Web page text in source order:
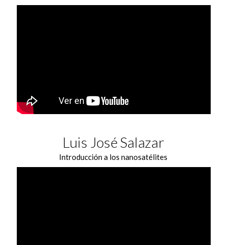
Luis José Salazar
Introducción a los nanosatélites